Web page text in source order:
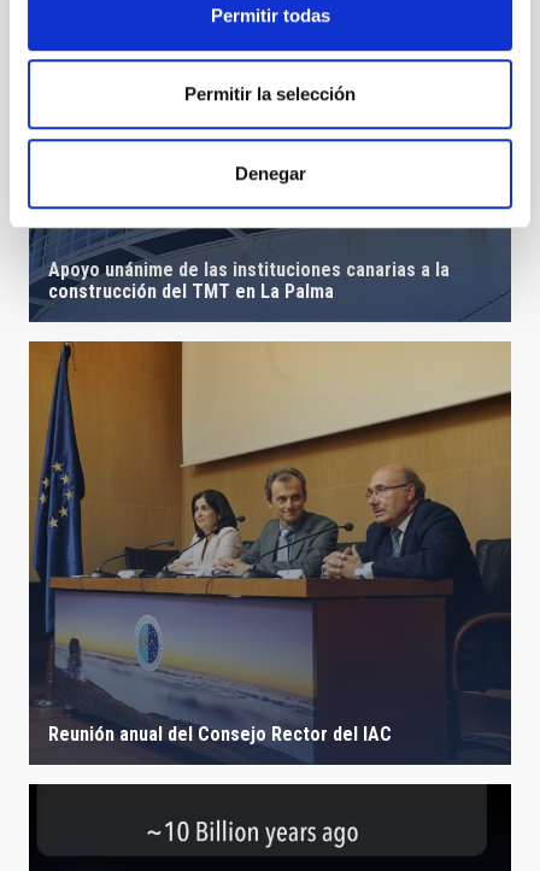
Permitir todas
Permitir la selección
Denegar
Apoyo unánime de las instituciones canarias a la
construcción del TMT en La Palma
Reunión anual del Consejo Rector del IAC